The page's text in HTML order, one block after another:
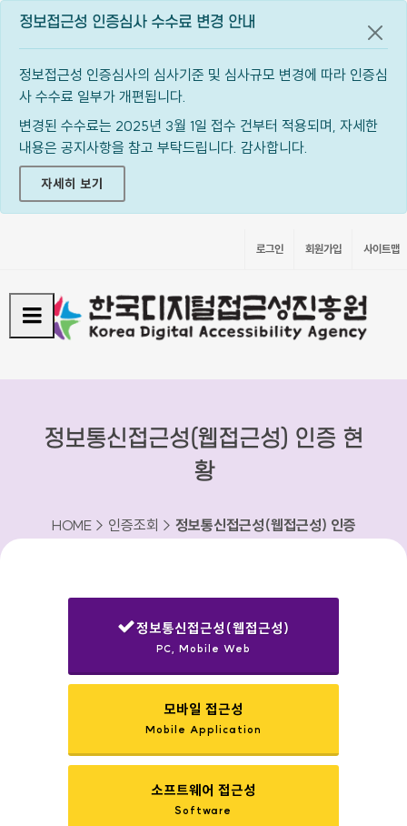
정보접근성 인증심사 수수료 변경 안내
정보접근성 인증심사의 심사기준 및 심사규모 변경에 따라 인증심
사 수수료 일부가 개편됩니다.
변경된 수수료는 2025년 3월 1일 접수 건부터 적용되며, 자세한
내용은 공지사항을 참고 부탁드립니다. 감사합니다.
자세히 보기
공지
로그인 회원가입 사이트맵
정보통신접근성(웹접근성) 인증 현
황
HOME > 인증조회 > 정보통신접근성(웹접근성) 인증
정보통신접근성(웹접근성)
PC, Mobile Web
모바일 접근성
Mobile Application
소프트웨어 접근성
Software